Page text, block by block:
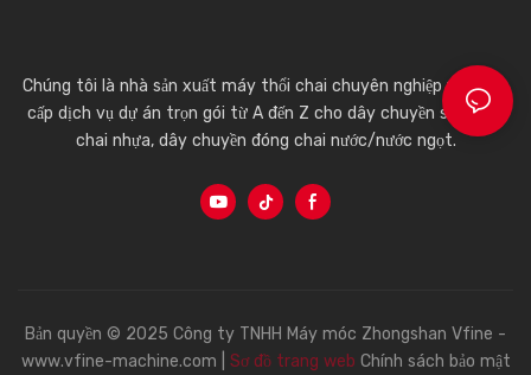
Chúng tôi là nhà sản xuất máy thổi chai chuyên nghiệp và cung
cấp dịch vụ dự án trọn gói từ A đến Z cho dây chuyền sản xuất
chai nhựa, dây chuyền đóng chai nước/nước ngọt.
Bản quyền © 2025 Công ty TNHH Máy móc Zhongshan Vfine -
www.vfine-machine.com |
Sơ đồ trang web Chính sách bảo mật